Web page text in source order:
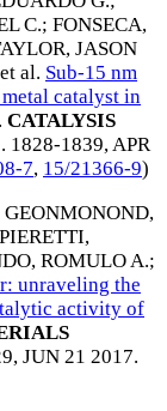
C.; FONSECA,
JASON
al. Sub-15 nm
catalyst in
. CATALYSIS
1828-1839,APR
7, 15/21366-9)
GEONMONOND,
PIERETTI,
ROMULO A.;
unraveling the
activity of
JUN 21 2017.